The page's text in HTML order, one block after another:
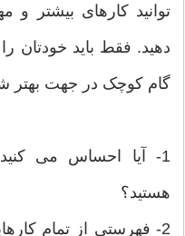
توانید کارهای بیشتر و
دهید. فقط باید خودتان
گام کوچک در جهت بهتر
1- آیا احساس می
هستید؟
2- فهرستی از تمام